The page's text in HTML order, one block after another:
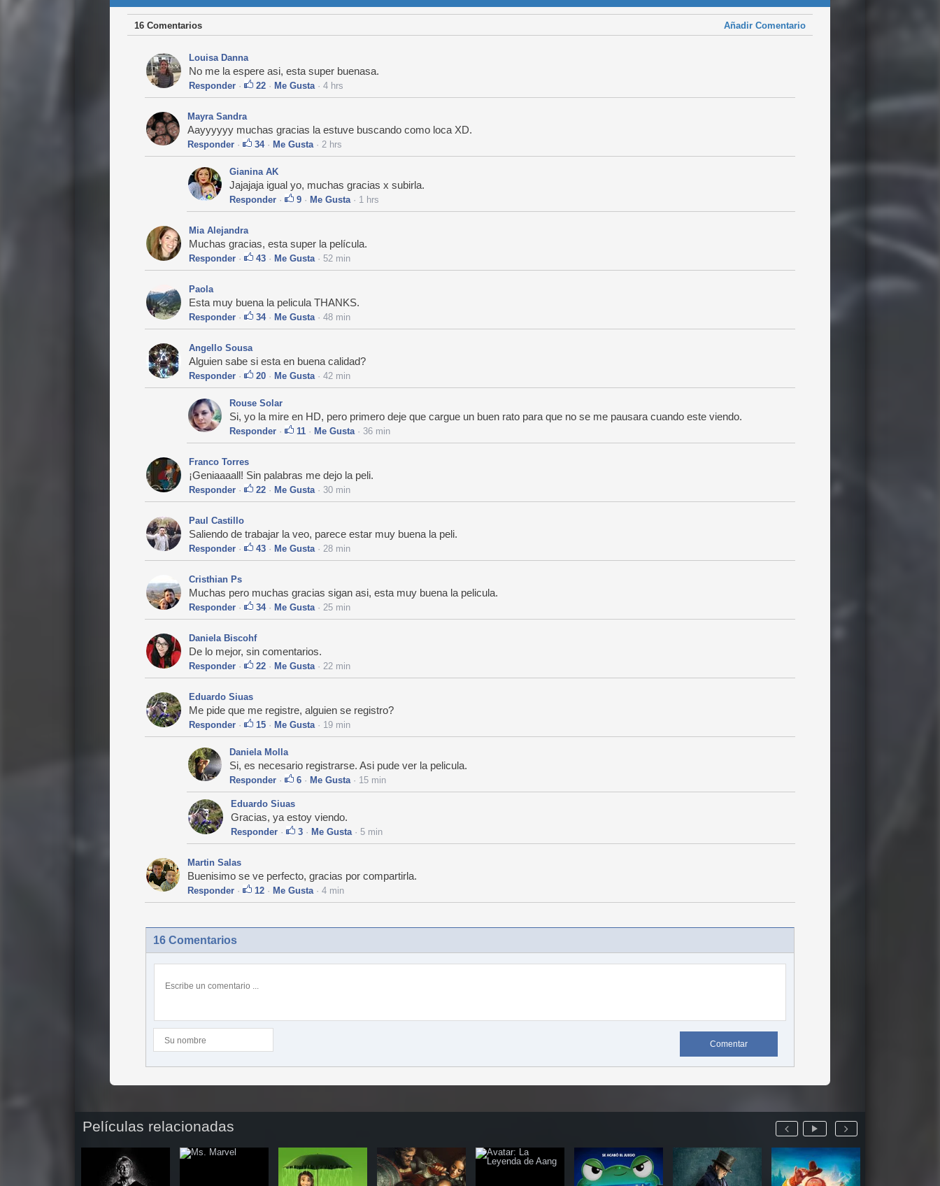
16 Comentarios Añadir Comentario
Louisa Danna
No me la espere asi, esta super buenasa.
Responder· 22· Me Gusta· 4 hrs
Mayra Sandra
Aayyyyyy muchas gracias la estuve buscando como loca XD.
Responder· 34· Me Gusta· 2 hrs
Gianina AK
Jajajaja igual yo, muchas gracias x subirla.
Responder· 9· Me Gusta· 1 hrs
Mia Alejandra
Muchas gracias, esta super la película.
Responder· 43· Me Gusta· 52 min
Paola
Esta muy buena la pelicula THANKS.
Responder· 34· Me Gusta· 48 min
Angello Sousa
Alguien sabe si esta en buena calidad?
Responder· 20· Me Gusta· 42 min
Rouse Solar
Si, yo la mire en HD, pero primero deje que cargue un buen rato para que no se me pausara cuando este viendo.
Responder· 11· Me Gusta· 36 min
Franco Torres
¡Geniaaaall! Sin palabras me dejo la peli.
Responder· 22· Me Gusta· 30 min
Paul Castillo
Saliendo de trabajar la veo, parece estar muy buena la peli.
Responder· 43· Me Gusta· 28 min
Cristhian Ps
Muchas pero muchas gracias sigan asi, esta muy buena la pelicula.
Responder· 34· Me Gusta· 25 min
Daniela Biscohf
De lo mejor, sin comentarios.
Responder· 22· Me Gusta· 22 min
Eduardo Siuas
Me pide que me registre, alguien se registro?
Responder· 15· Me Gusta· 19 min
Daniela Molla
Si, es necesario registrarse. Asi pude ver la pelicula.
Responder· 6· Me Gusta· 15 min
Eduardo Siuas
Gracias, ya estoy viendo.
Responder· 3· Me Gusta· 5 min
Martin Salas
Buenisimo se ve perfecto, gracias por compartirla.
Responder· 12· Me Gusta· 4 min
16 Comentarios
Comentar
Películas relacionadas